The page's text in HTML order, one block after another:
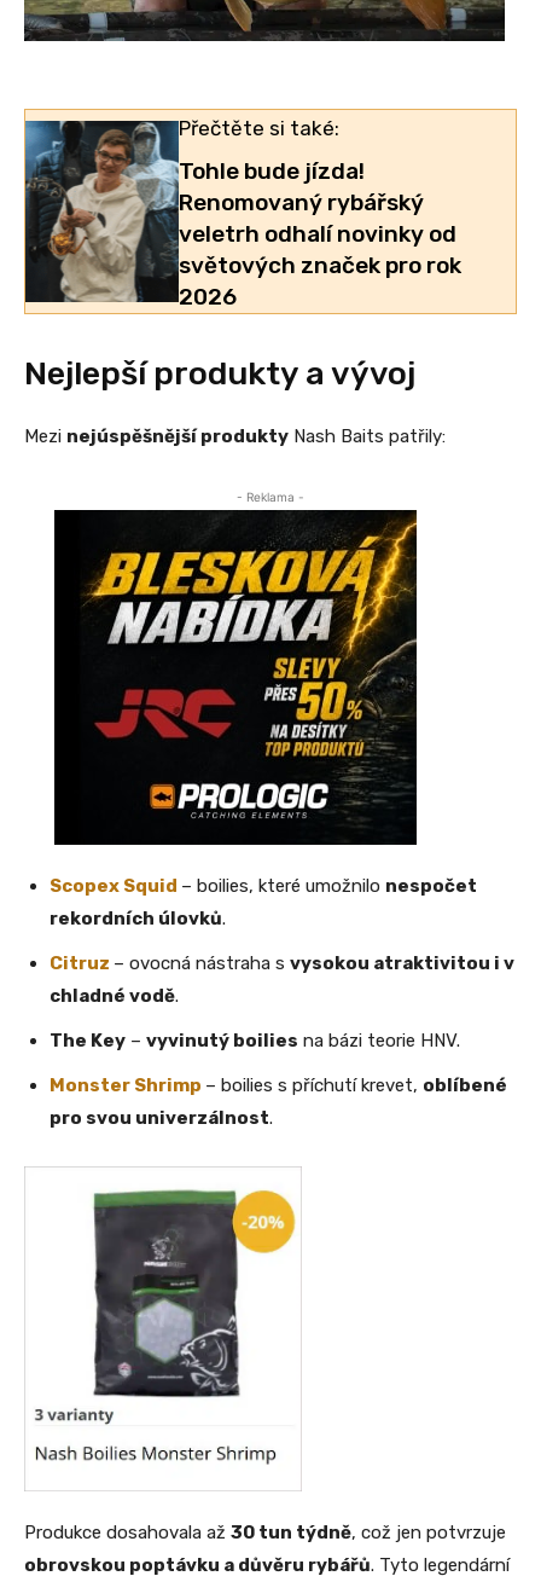
Přečtěte si také:
Tohle bude jízda!
Renomovaný rybářský
veletrh odhalí novinky od
světových značek pro rok
2026
Nejlepší produkty a vývoj
Mezi nejúspěšnější produkty Nash Baits patřily:
- Reklama -
Scopex Squid – boilies, které umožnilo nespočet
rekordních úlovků.
Citruz – ovocná nástraha s vysokou atraktivitou i v
chladné vodě.
The Key – vyvinutý boilies na bázi teorie HNV.
Monster Shrimp – boilies s příchutí krevet, oblíbené
pro svou univerzálnost.
Produkce dosahovala až 30 tun týdně, což jen potvrzuje
obrovskou poptávku a důvěru rybářů. Tyto legendární